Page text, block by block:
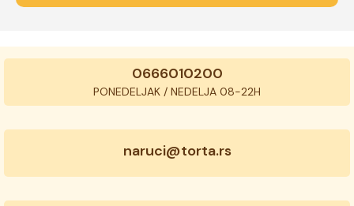
0666010200
PONEDELJAK / NEDELJA 08-22H
naruci@torta.rs